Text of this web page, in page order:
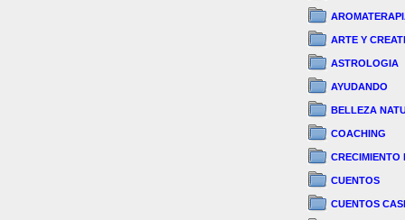
ARTE Y
ASTROLOGIA
AYUDANDO
BELLEZA
COACHING
CRECIMIENTO
CUENTOS
CUENTOS